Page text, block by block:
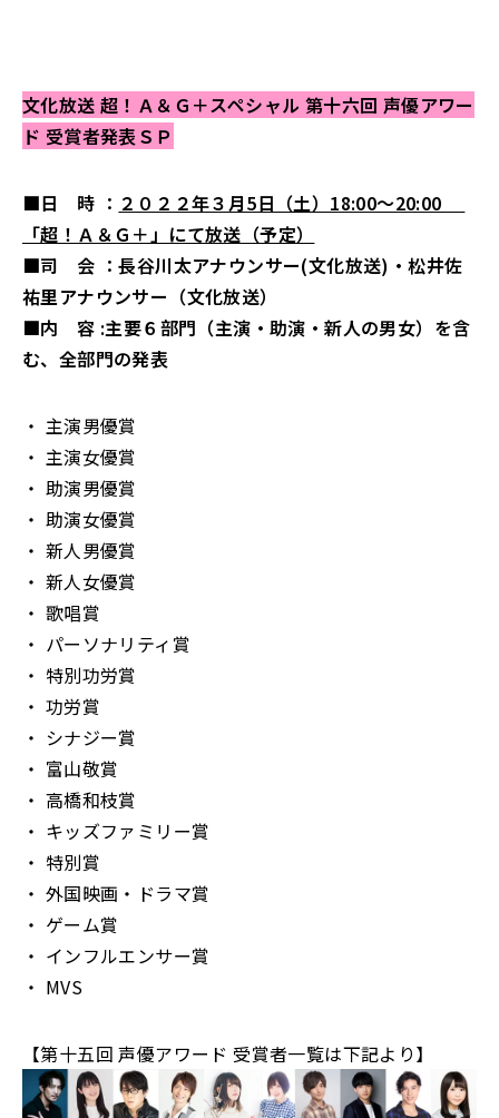
文化放送 超！Ａ＆Ｇ＋スペシャル 第十六回 声優アワー
ド 受賞者発表ＳＰ
■日 時 ： ２０２２年３月5日（土）18:00～20:00
「超！Ａ＆Ｇ＋」にて放送（予定）
■司 会 ：長谷川太アナウンサー(文化放送)・松井佐
祐里アナウンサー（文化放送）
■内 容 :主要６部門（主演・助演・新人の男女）を含
む、全部門の発表
・ 主演男優賞
・ 主演女優賞
・ 助演男優賞
・ 助演女優賞
・ 新人男優賞
・ 新人女優賞
・ 歌唱賞
・ パーソナリティ賞
・ 特別功労賞
・ 功労賞
・ シナジー賞
・ 富山敬賞
・ 高橋和枝賞
・ キッズファミリー賞
・ 特別賞
・ 外国映画・ドラマ賞
・ ゲーム賞
・ インフルエンサー賞
・ MVS
【第十五回 声優アワード 受賞者一覧は下記より】